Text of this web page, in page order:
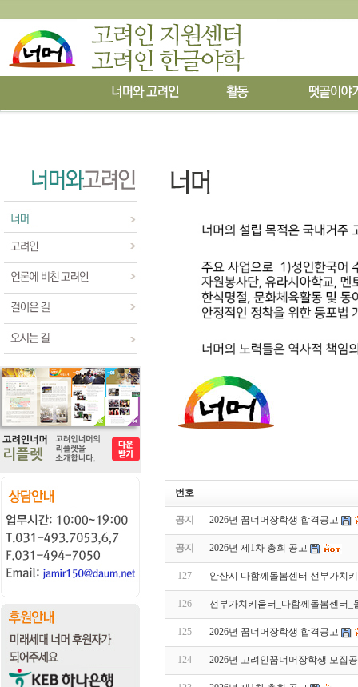
번호
공지 2026년 꿈너머장학생 합격공고
공지 2026년 제1차 총회 공고
127 안산시 다함께돌봄센터 선부가치
126 선부가치키움터_다함께돌봄센터_
125 2026년 꿈너머장학생 합격공고
124 2026년 고려인꿈너머장학생 모집